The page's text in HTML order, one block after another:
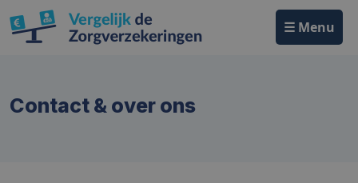
☰ Menu
Contact & over ons